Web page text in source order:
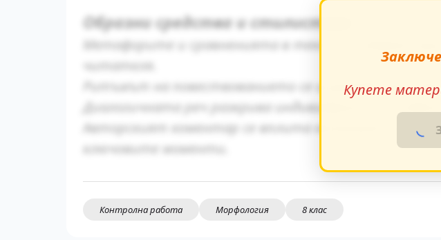
Образни средства и стилистика
Метафорите и сравненията в текста създават
читателя.
Ритъмът на повествованието се изгражда чрез
Диалогичната реч разкрива индивидуалните
Авторският коментар се вплита ненатрапчиво в
ключовите моменти.
Купете
Контролна работа Морфология 8 клас